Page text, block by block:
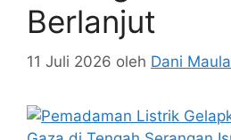
Berlanjut
11 Juli 2026 oleh Dani